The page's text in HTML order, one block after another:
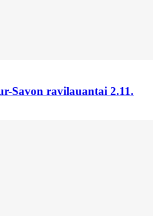
Savon ravilauantai 2.11.